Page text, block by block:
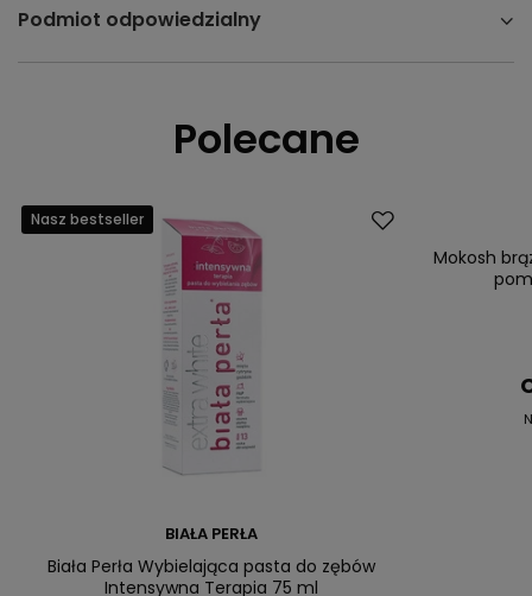
Podmiot odpowiedzialny
Polecane
Nasz bestseller
BIAŁA PERŁA
Biała Perła Wybielająca pasta do zębów
Intensywna Terapia 75 ml
Nasz
Mokosh